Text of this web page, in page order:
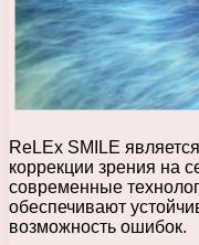
ReLEx SMILE
коррекции зрения на
современные
обеспечивают
возможность ошибок.